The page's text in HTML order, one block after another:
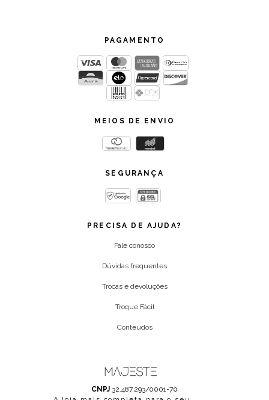
PAGAMENTO
MEIOS DE ENVIO
SEGURANÇA
PRECISA DE AJUDA?
Fale conosco
Dúvidas frequentes
Trocas e devoluções
Troque Fácil
Conteúdos
CNPJ 32.487.293/0001-70